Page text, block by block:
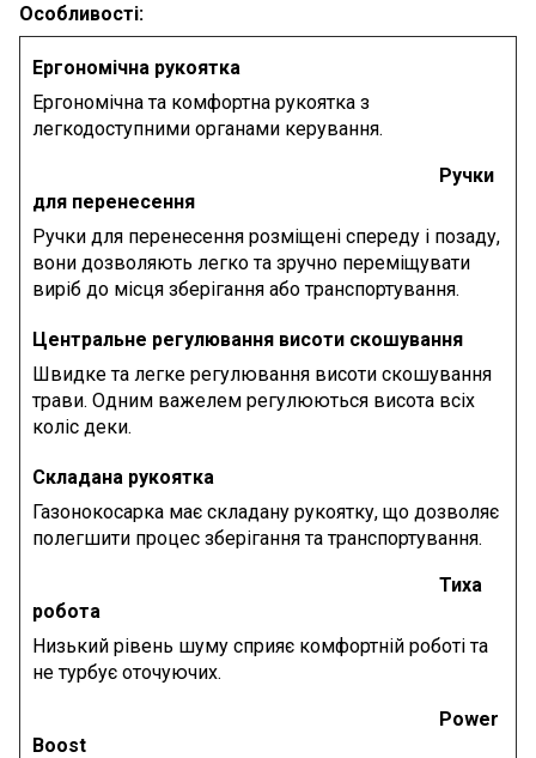
Особливості:
Ергономічна рукоятка
Ергономічна та комфортна рукоятка з
легкодоступними органами керування.
Ручки
для перенесення
Ручки для перенесення розміщені спереду і позаду,
вони дозволяють легко та зручно переміщувати
виріб до місця зберігання або транспортування.
Центральне регулювання висоти скошування
Швидке та легке регулювання висоти скошування
трави. Одним важелем регулюються висота всіх
коліс деки.
Складана рукоятка
Газонокосарка має складану рукоятку, що дозволяє
полегшити процес зберігання та транспортування.
Тиха
робота
Низький рівень шуму сприяє комфортній роботі та
не турбує оточуючих.
Power
Boost